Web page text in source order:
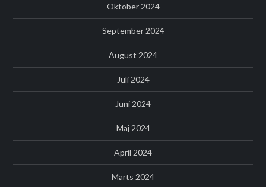
Oktober 2024
September 2024
August 2024
Juli 2024
Juni 2024
Maj 2024
April 2024
Marts 2024